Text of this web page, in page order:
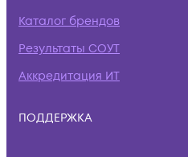
Каталог брендов
Результаты СОУТ
Аккредитация ИТ
ПОДДЕРЖКА